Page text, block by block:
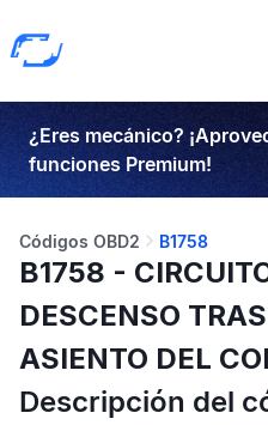
¿Eres mecánico?
funciones Premium!
Códigos OBD2 B1758
B1758 -
DESCENSO
ASIENTO DEL
Descripción del